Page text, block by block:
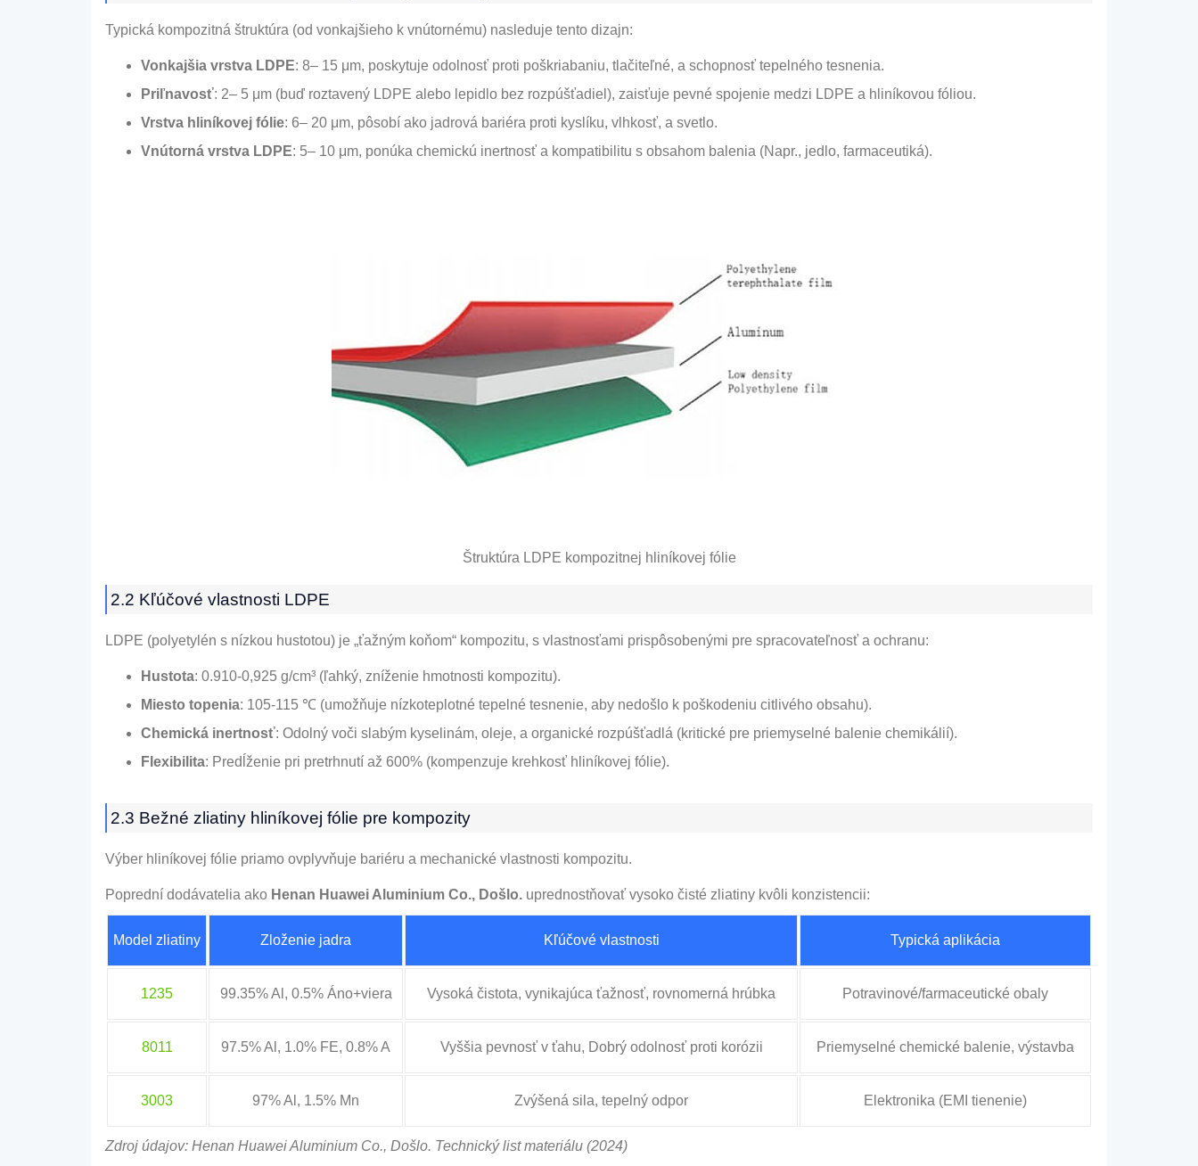
Typická kompozitná štruktúra (od vonkajšieho k vnútornému) nasleduje tento dizajn:
Vonkajšia vrstva LDPE: 8– 15 μm, poskytuje odolnosť proti poškriabaniu, tlačiteľné, a schopnosť tepelného tesnenia.
Priľnavosť: 2– 5 μm (buď roztavený LDPE alebo lepidlo bez rozpúšťadiel), zaisťuje pevné spojenie medzi LDPE a hliníkovou fóliou.
Vrstva hliníkovej fólie: 6– 20 μm, pôsobí ako jadrová bariéra proti kyslíku, vlhkosť, a svetlo.
Vnútorná vrstva LDPE: 5– 10 μm, ponúka chemickú inertnosť a kompatibilitu s obsahom balenia (Napr., jedlo, farmaceutiká).
Štruktúra LDPE kompozitnej hliníkovej fólie
2.2 Kľúčové vlastnosti LDPE
LDPE (polyetylén s nízkou hustotou) je „ťažným koňom“ kompozitu, s vlastnosťami prispôsobenými pre spracovateľnosť a ochranu:
Hustota: 0.910-0,925 g/cm³ (ľahký, zníženie hmotnosti kompozitu).
Miesto topenia: 105-115 ℃ (umožňuje nízkoteplotné tepelné tesnenie, aby nedošlo k poškodeniu citlivého obsahu).
Chemická inertnosť: Odolný voči slabým kyselinám, oleje, a organické rozpúšťadlá (kritické pre priemyselné balenie chemikálií).
Flexibilita: Predĺženie pri pretrhnutí až 600% (kompenzuje krehkosť hliníkovej fólie).
2.3 Bežné zliatiny hliníkovej fólie pre kompozity
Výber hliníkovej fólie priamo ovplyvňuje bariéru a mechanické vlastnosti kompozitu.
Poprední dodávatelia ako Henan Huawei Aluminium Co., Došlo. uprednostňovať vysoko čisté zliatiny kvôli konzistencii:
Model zliatiny Zloženie jadra Kľúčové vlastnosti Typická aplikácia
1235 99.35% Al, 0.5% Áno+viera Vysoká čistota, vynikajúca ťažnosť, rovnomerná hrúbka Potravinové/farmaceutické obaly
8011 97.5% Al, 1.0% FE, 0.8% A Vyššia pevnosť v ťahu, Dobrý odolnosť proti korózii Priemyselné chemické balenie, výstavba
3003 97% Al, 1.5% Mn Zvýšená sila, tepelný odpor Elektronika (EMI tienenie)
Zdroj údajov: Henan Huawei Aluminium Co., Došlo. Technický list materiálu (2024)